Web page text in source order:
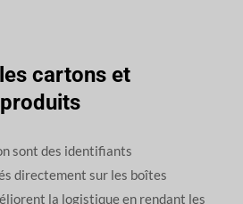
cartons et
sont des identifiants
directement sur les boîtes
la logistique en rendant les